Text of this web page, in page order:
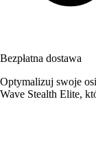
Bezpłatna dostawa
Optymalizuj swoje
Wave Stealth Elite,